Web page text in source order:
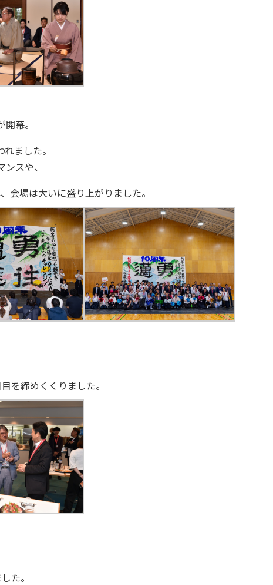
幕。
ました。
スや、
会場は大いに盛り上がりました。
を締めくくりました。
た。